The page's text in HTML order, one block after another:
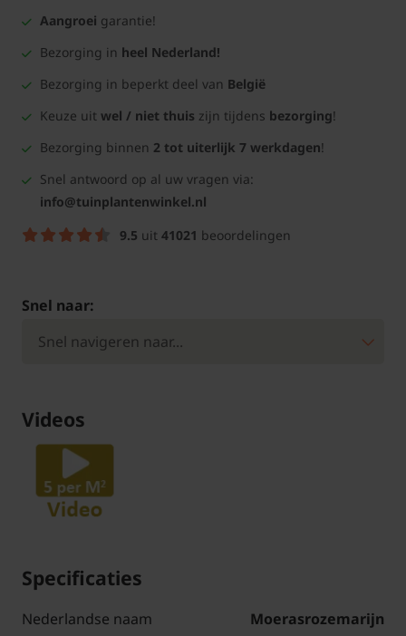
Aangroei garantie!
Bezorging in heel Nederland!
Bezorging in beperkt deel van België
Keuze uit wel / niet thuis zijn tijdens bezorging!
Bezorging binnen 2 tot uiterlijk 7 werkdagen!
Snel antwoord op al uw vragen via:
info@tuinplantenwinkel.nl
9.5 uit 41021 beoordelingen
Snel naar:
Videos
Specificaties
Nederlandse naam Moerasrozemarijn